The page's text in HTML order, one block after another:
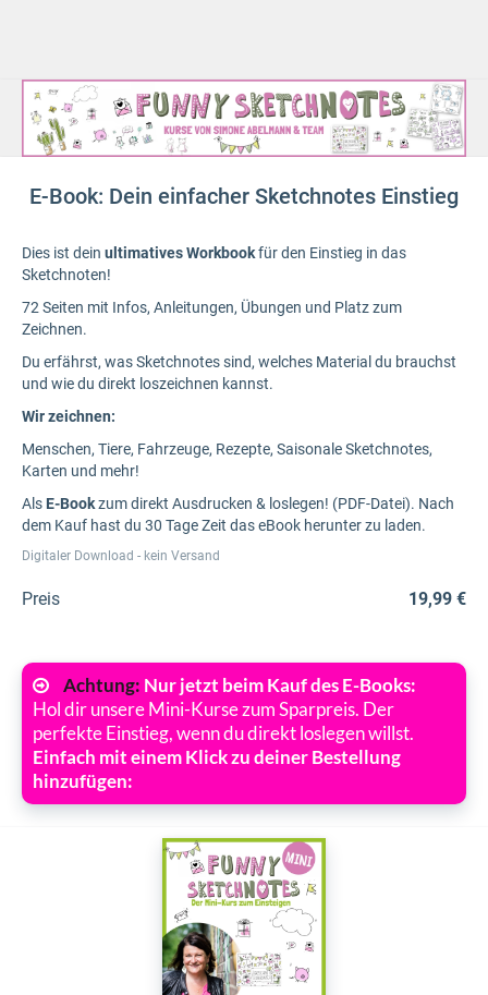
E-Book: Dein einfacher Sketchnotes Einstieg
Dies ist dein ultimatives Workbookfür den Einstieg in das
Sketchnoten!
72 Seiten mit Infos, Anleitungen, Übungen und Platz zum
Zeichnen.
Du erfährst, was Sketchnotes sind, welches Material du brauchst
und wie du direkt loszeichnen kannst.
Wir zeichnen:
Menschen, Tiere, Fahrzeuge, Rezepte, Saisonale Sketchnotes,
Karten und mehr!
Als E-Bookzum direkt Ausdrucken & loslegen! (PDF-Datei). Nach
dem Kauf hast du 30 Tage Zeit das eBook herunter zu laden.
Digitaler Download - kein Versand
Preis 19,99 €
Achtung: Nur jetzt beim Kauf des E-Books:
Hol dir unsere Mini-Kurse zum Sparpreis. Der
perfekte Einstieg, wenn du direkt loslegen willst.
Einfach mit einem Klick zu deiner Bestellung
hinzufügen: